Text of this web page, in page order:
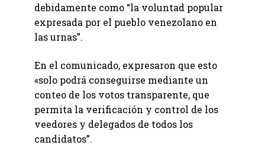
debidamente como “la voluntad popular
expresada por el pueblo venezolano en
las urnas”.
En el comunicado, expresaron que esto
«solo podrá conseguirse mediante un
conteo de los votos transparente, que
permita la verificación y control de los
veedores y delegados de todos los
candidatos”.